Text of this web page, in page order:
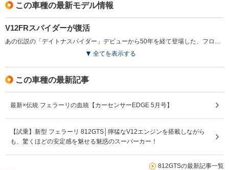
この車種の最新モデル情報
V12FRスパイダーが復活
全てを表示する
この車種の最新記事
最新×伝統 フェラーリの血統【カーセンサーEDGE 5月号】
【試乗】新型 フェラーリ 812GTS│獰猛なV12エンジンを搭載しながら
も、驚くほどの安定感を魅せる魅惑のスーパーカー！
812GTSの最新記事一覧